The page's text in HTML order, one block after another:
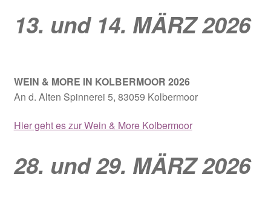
13. und 14. MÄRZ 2026
WEIN & MORE IN KOLBERMOOR 2026
An d. Alten Spinnerei 5, 83059 Kolbermoor
Hier geht es zur Wein & More Kolbermoor
28. und 29. MÄRZ 2026